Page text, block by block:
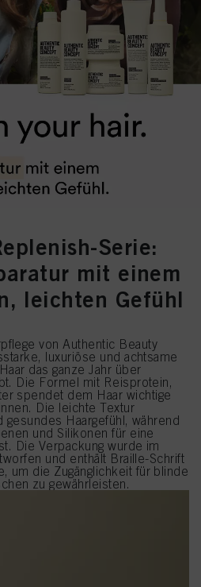
Serie:
mit einem
leichten Gefühl
von Authentic Beauty
luxuriöse und achtsame
das ganze Jahr über
Die Formel mit Reisprotein,
spendet dem Haar wichtige
Die leichte Textur
gesundes Haargefühl, während
und Silikonen für eine
Die Verpackung wurde im
und enthält Braille-Schrift
um die Zugänglichkeit für blinde
zu gewährleisten.